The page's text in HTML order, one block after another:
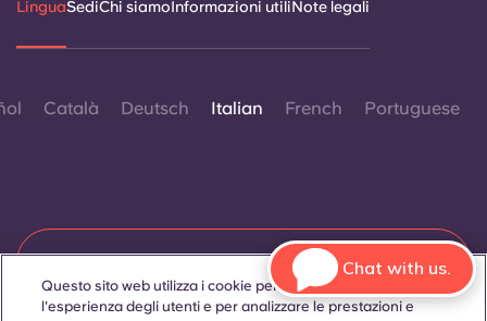
LinguaSediChi siamoInformazioni utiliNote legali
Català Deutsch Italian French Portuguese
Contattaci
Questo sito web utilizza i cookie per migliorare
l'esperienza degli utenti e per analizzare le prestazioni e
Chat with us.